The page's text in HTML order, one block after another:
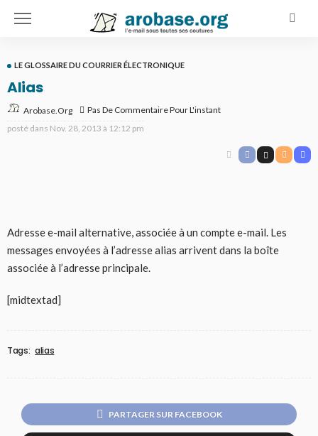
LE GLOSSAIRE DU COURRIER ÉLECTRONIQUE
Alias
Arobase.org
Pas De Commentaire Pour L'instant
posté dans Nov. 28, 2013 à 12:12 pm
Adresse e-mail alternative, associée à un compte e-mail. Les
messages envoyées à l’adresse alias arrivent dans la boîte
associée à l’adresse principale.
[midtextad]
Tags: alias
PARTAGER SUR FACEBOOK